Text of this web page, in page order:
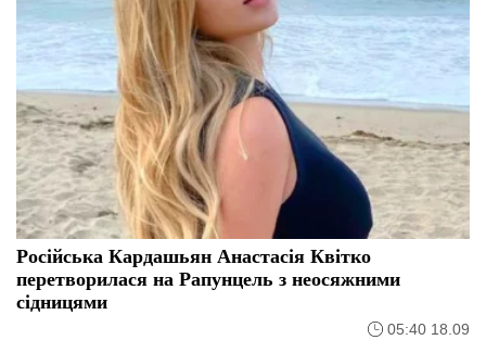
Російська Кардашьян Анастасія Квітко
перетворилася на Рапунцель з неосяжними
сідницями
05:40 18.09